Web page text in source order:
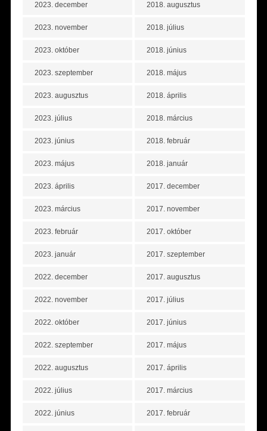
2023. december
2023. november
2023. október
2023. szeptember
2023. augusztus
2023. július
2023. június
2023. május
2023. április
2023. március
2023. február
2023. január
2022. december
2022. november
2022. október
2022. szeptember
2022. augusztus
2022. július
2022. június
2018. augusztus
2018. július
2018. június
2018. május
2018. április
2018. március
2018. február
2018. január
2017. december
2017. november
2017. október
2017. szeptember
2017. augusztus
2017. július
2017. június
2017. május
2017. április
2017. március
2017. február